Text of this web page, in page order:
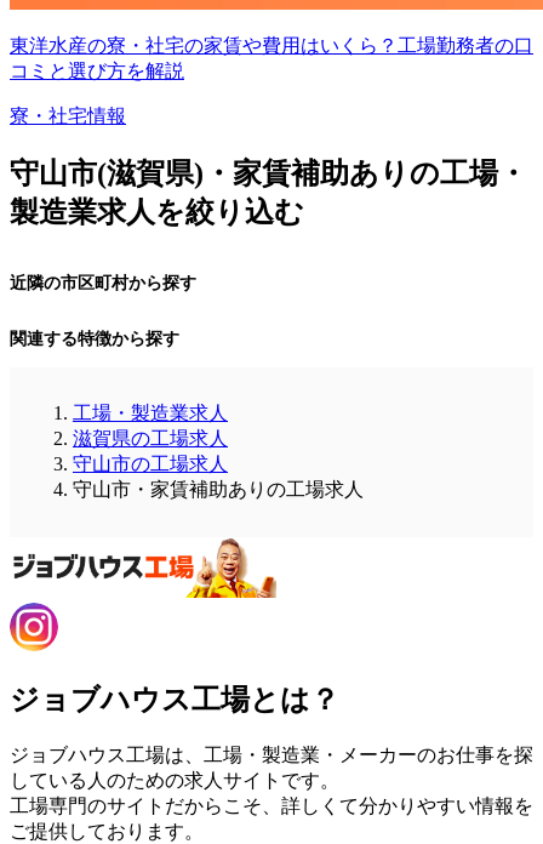
東洋水産の寮・社宅の家賃や費用はいくら？工場勤務者の口
コミと選び方を解説
寮・社宅情報
守山市(滋賀県)・家賃補助ありの工場・
製造業求人を絞り込む
近隣の市区町村から探す
関連する特徴から探す
工場・製造業求人
滋賀県の工場求人
守山市の工場求人
守山市・家賃補助ありの工場求人
ジョブハウス工場とは？
ジョブハウス工場は、工場・製造業・メーカーのお仕事を探
している人のための求人サイトです。
工場専門のサイトだからこそ、詳しくて分かりやすい情報を
ご提供しております。